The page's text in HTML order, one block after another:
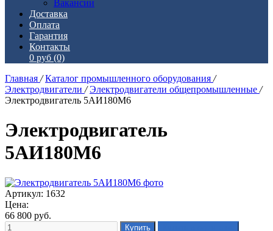
Вакансии
Доставка
Оплата
Гарантия
Контакты
0 руб (0)
Главная / Каталог промышленного оборудования /
Электродвигатели / Электродвигатели общепромышленные /
Электродвигатель 5АИ180М6
Электродвигатель
5АИ180М6
Артикул: 1632
Цена:
66 800 руб.